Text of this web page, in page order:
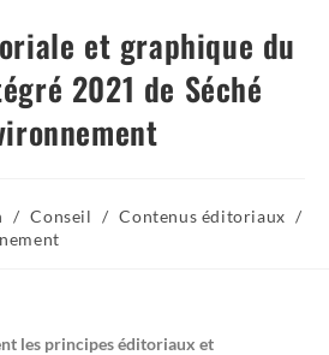
et graphique du
2021 de Séché
/ Conseil / Contenus éditoriaux /
les principes éditoriaux et